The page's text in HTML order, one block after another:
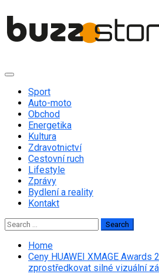
content
Primary
Sport
Auto-moto
Obchod
Energetika
Kultura
Zdravotnictví
Cestovní ruch
Lifestyle
Zprávy
Bydlení a reality
Kontakt
Search
for:
Home
Ceny HUAWEI XMAGE Awards
zprostředkovat silné vizuální